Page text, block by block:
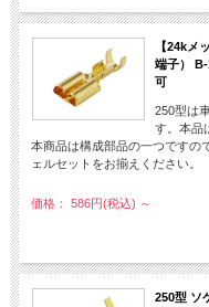
【24kメ
端子）
可
250型は
す。本品
本商品は構成部品の一つですの
ェルセットをお揃えください。
価格： 586円(税込) ～
250型 ソ